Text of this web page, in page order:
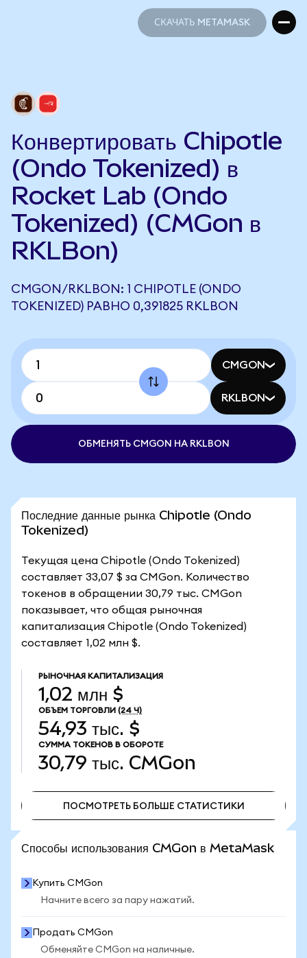
СКАЧАТЬ METAMASK
Конвертировать Chipotle
(Ondo Tokenized) в
Rocket Lab (Ondo
Tokenized) (CMGon в
RKLBon)
CMGON/RKLBON: 1 CHIPOTLE (ONDO
TOKENIZED) РАВНО 0,391825 RKLBON
CMGON
RKLBON
ОБМЕНЯТЬ CMGON НА RKLBON
Последние данные рынка Chipotle (Ondo
Tokenized)
Текущая цена Chipotle (Ondo Tokenized)
составляет 33,07 $ за CMGon. Количество
токенов в обращении 30,79 тыс. CMGon
показывает, что общая рыночная
капитализация Chipotle (Ondo Tokenized)
составляет 1,02 млн $.
РЫНОЧНАЯ КАПИТАЛИЗАЦИЯ
1,02 млн $
ОБЪЕМ ТОРГОВЛИ (24 Ч)
54,93 тыс. $
СУММА ТОКЕНОВ В ОБОРОТЕ
30,79 тыс. CMGon
ПОСМОТРЕТЬ БОЛЬШЕ СТАТИСТИКИ
Способы использования CMGon в MetaMask
Купить CMGon
Начните всего за пару нажатий.
Продать CMGon
Обменяйте CMGon на наличные.